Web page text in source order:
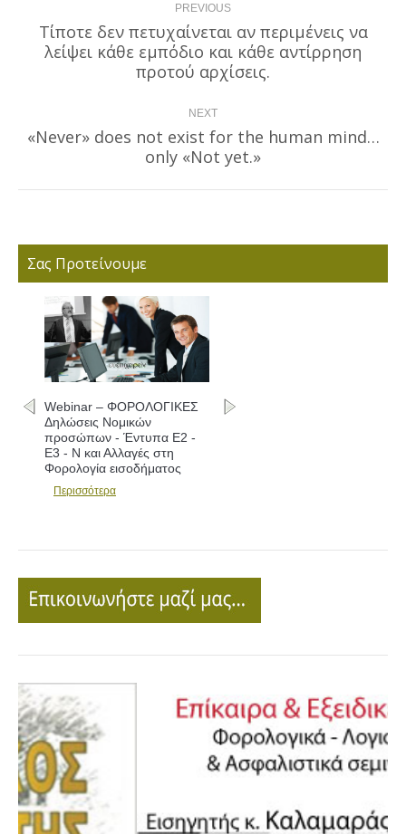
navigation PREVIOUS
Previous
post:
Τίποτε δεν πετυχαίνεται αν περιμένεις να
λείψει κάθε εμπόδιο και κάθε αντίρρηση
προτού αρχίσεις.
NEXT
Next
post:
«Never» does not exist for the human mind…
only «Not yet.»
Σας Προτείνουμε
Webinar – ΦΟΡΟΛΟΓΙΚΕΣ
Δηλώσεις Νομικών
προσώπων - Έντυπα Ε2 -
Ε3 - Ν και Αλλαγές στη
Φορολογία εισοδήματος
Περισσότερα